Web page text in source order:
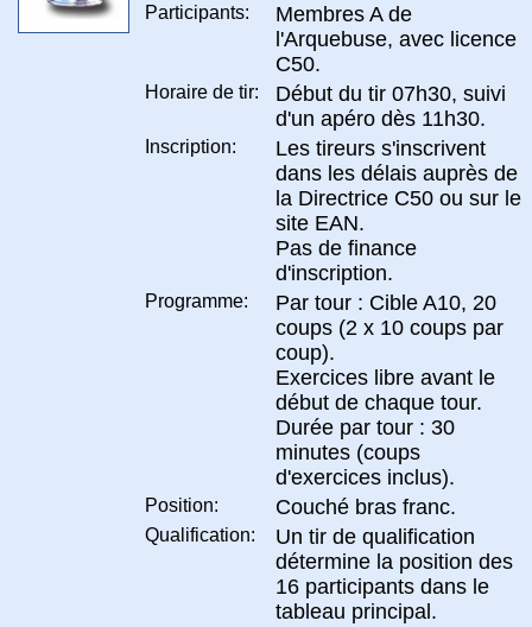
Participants:
Membres A de
l'Arquebuse, avec licence
C50.
Horaire de tir:
Début du tir 07h30, suivi
d'un apéro dès 11h30.
Inscription:
Les tireurs s'inscrivent
dans les délais auprès de
la Directrice C50 ou sur le
site EAN.
Pas de finance
d'inscription.
Programme:
Par tour : Cible A10, 20
coups (2 x 10 coups par
coup).
Exercices libre avant le
début de chaque tour.
Durée par tour : 30
minutes (coups
d'exercices inclus).
Position: Couché bras franc.
Qualification:
Un tir de qualification
détermine la position des
16 participants dans le
tableau principal.